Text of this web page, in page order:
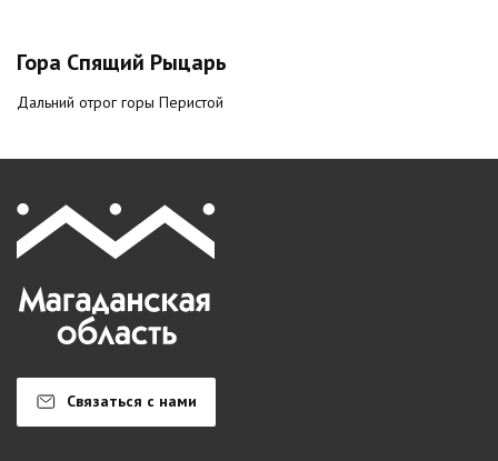
Гора Спящий Рыцарь
Дальний отрог горы Перистой
Связаться с нами